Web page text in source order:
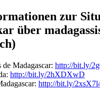
zur
über
Madagascar: http://bit.ly/
http://bit.ly/2hXDXwD
http://bit.ly/